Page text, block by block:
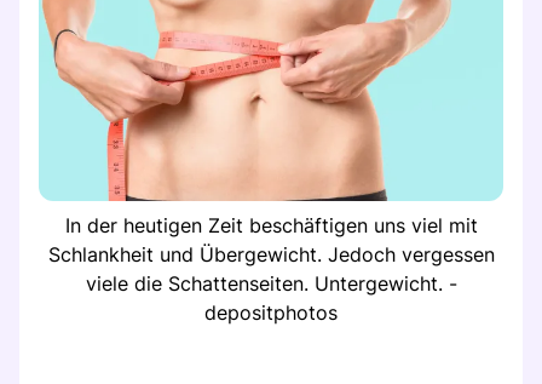
In der heutigen Zeit beschäftigen uns viel mit
Schlankheit und Übergewicht. Jedoch vergessen
viele die Schattenseiten. Untergewicht. -
depositphotos